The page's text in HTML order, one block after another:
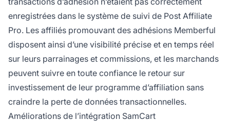
enregistrées dans le système de suivi de Post Affiliate
Pro. Les affiliés promouvant des adhésions Memberful
disposent ainsi d’une visibilité précise et en temps réel
sur leurs parrainages et commissions, et les marchands
peuvent suivre en toute confiance le retour sur
investissement de leur programme d’affiliation sans
craindre la perte de données transactionnelles.
Améliorations de l’intégration SamCart